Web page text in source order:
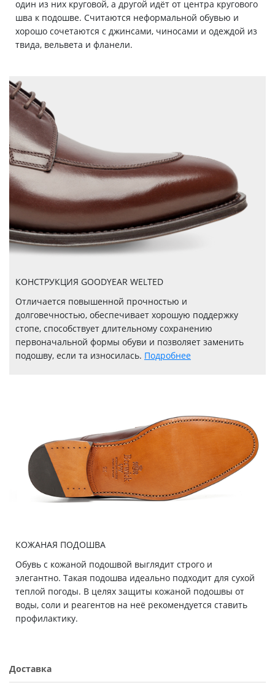
один из них круговой, а другой идёт от центра кругового
шва к подошве. Считаются неформальной обувью и
хорошо сочетаются с джинсами, чиносами и одеждой из
твида, вельвета и фланели.
КОНСТРУКЦИЯ GOODYEAR WELTED
Отличается повышенной прочностью и
долговечностью, обеспечивает хорошую поддержку
стопе, способствует длительному сохранению
первоначальной формы обуви и позволяет заменить
подошву, если та износилась. Подробнее
КОЖАНАЯ ПОДОШВА
Обувь с кожаной подошвой выглядит строго и
элегантно. Такая подошва идеально подходит для сухой
теплой погоды. В целях защиты кожаной подошвы от
воды, соли и реагентов на неё рекомендуется ставить
профилактику.
Доставка